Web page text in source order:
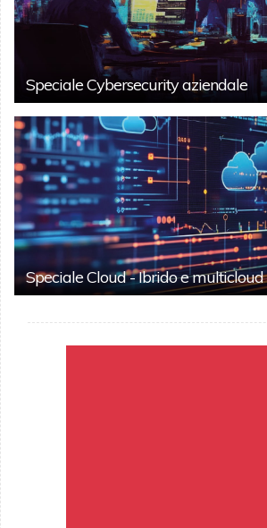
Speciale Cybersecurity aziendale
Speciale Cloud - Ibrido e